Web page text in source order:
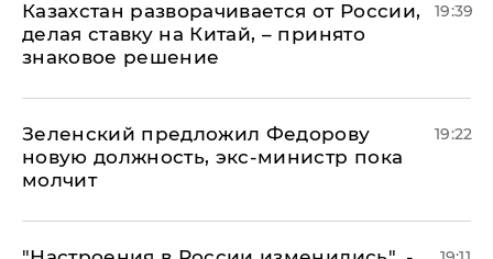
Казахстан разворачивается от России,
делая ставку на Китай, – принято
знаковое решение
19:39
Зеленский предложил Федорову
новую должность, экс-министр пока
молчит
19:22